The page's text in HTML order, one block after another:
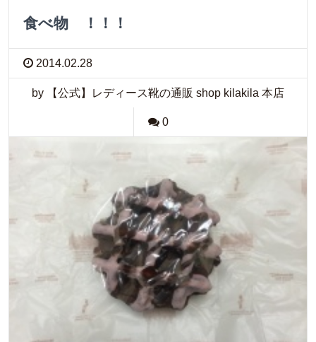
食べ物 ！！！
2014.02.28
by 【公式】レディース靴の通販 shop kilakila 本店
0